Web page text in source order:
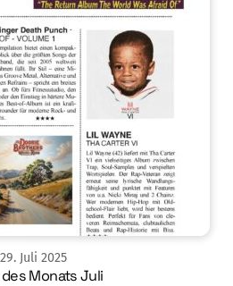
29. Juli 2025
des Monats Juli